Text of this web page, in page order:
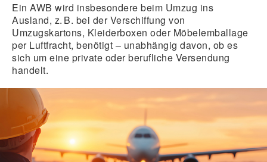
Ein AWB wird insbesondere beim Umzug ins
Ausland, z. B. bei der Verschiffung von
Umzugskartons, Kleiderboxen oder Möbelemballage
per Luftfracht, benötigt – unabhängig davon, ob es
sich um eine private oder berufliche Versendung
handelt.